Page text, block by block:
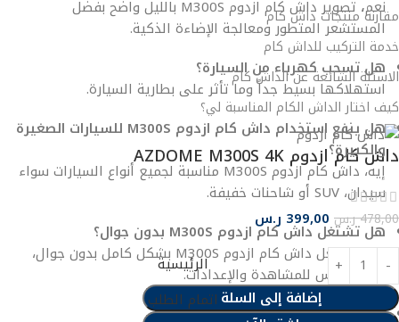
نعم،
تصوير داش كام ازدوم M300S بالليل واضح بفضل
المستشعر المتطور ومعالجة الإضاءة الذكية.
هل تسحب كهرباء من السيارة؟
استهلاكها بسيط جداً وما تأثر على بطارية السيارة.
هل ينفع استخدام داش كام ازدوم M300S للسيارات الصغيرة
والكبيرة؟
إيه، داش كام ازدوم M300S مناسبة لجميع أنواع السيارات سواء
سيدان، SUV أو شاحنات خفيفة.
هل تشتغل داش كام ازدوم M300S بدون جوال؟
نعم، تشتغل داش كام ازدوم M300S بشكل كامل بدون جوال،
والجوال بس للمشاهدة والإعدادات.
هل الواي فاي يأثر على إنترنت الجوال؟
مقارنة منتجات داش كام
خدمة التركيب للداش كام
الاسئلة الشائعة عن الداش كام
كيف اختار الداش الكام المناسبة لي؟
داش كام ازدوم AZDOME M300S 4K
478,00 ر.س 399,00 ر.س
إضافة إلى السلة
الرئيسية
اتمام الطلب